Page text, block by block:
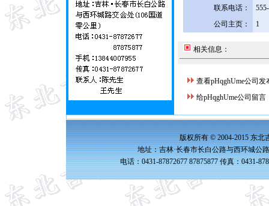
联系电话：
公司主页：
1
相关信息：
查看pHqghUme公司发
给pHqghUme公司留言
版权所有 © 2004-2015 东北
地址：吉林·长春市长白公路与西环城公
电话：0431-87872677 87875877 传真：0431-